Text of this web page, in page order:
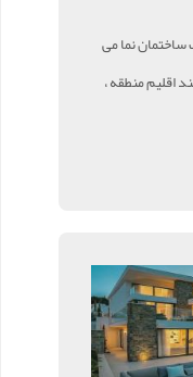
نما می
اقلیم منطقه ،